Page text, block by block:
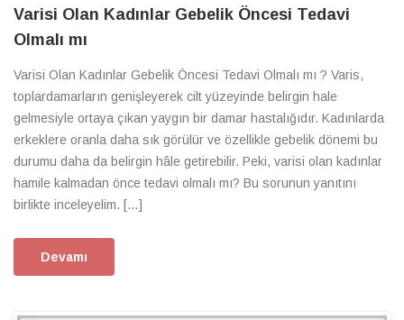
Varisi Olan Kadınlar Gebelik Öncesi Tedavi
Olmalı mı
Varisi Olan Kadınlar Gebelik Öncesi Tedavi Olmalı mı ? Varis,
toplardamarların genişleyerek cilt yüzeyinde belirgin hale
gelmesiyle ortaya çıkan yaygın bir damar hastalığıdır. Kadınlarda
erkeklere oranla daha sık görülür ve özellikle gebelik dönemi bu
durumu daha da belirgin hâle getirebilir. Peki, varisi olan kadınlar
hamile kalmadan önce tedavi olmalı mı? Bu sorunun yanıtını
birlikte inceleyelim. […]
Devamı